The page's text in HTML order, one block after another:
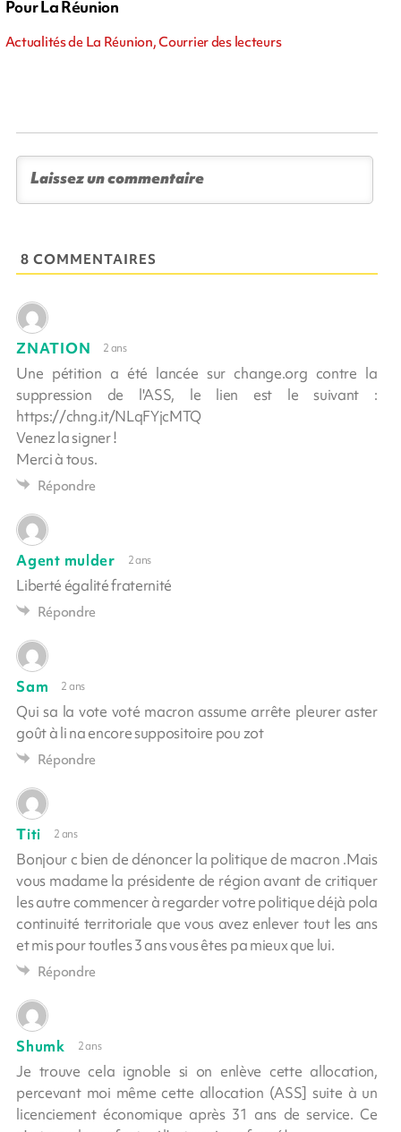
Pour La Réunion
Actualités de La Réunion, Courrier des lecteurs
8 COMMENTAIRES
ZNATION 2 ans
Une pétition a été lancée sur change.org contre la
suppression de l'ASS, le lien est le suivant :
https://chng.it/NLqFYjcMTQ
Venez la signer !
Merci à tous.
Répondre
Agent mulder 2 ans
Liberté égalité fraternité
Répondre
Sam 2 ans
Qui sa la vote voté macron assume arrête pleurer aster
goût à li na encore suppositoire pou zot
Répondre
Titi 2 ans
Bonjour c bien de dénoncer la politique de macron .Mais
vous madame la présidente de région avant de critiquer
les autre commencer à regarder votre politique déjà pola
continuité territoriale que vous avez enlever tout les ans
et mis pour toutles 3 ans vous êtes pa mieux que lui.
Répondre
Shumk 2 ans
Je trouve cela ignoble si on enlève cette allocation,
percevant moi même cette allocation (ASS] suite à un
licenciement économique après 31 ans de service. Ce